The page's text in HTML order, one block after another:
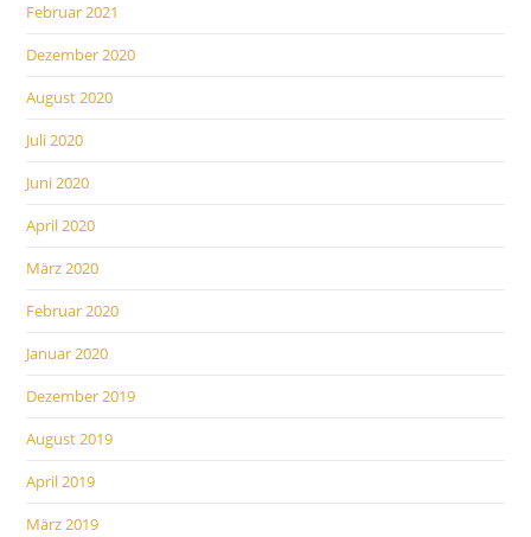
Februar 2021
Dezember 2020
August 2020
Juli 2020
Juni 2020
April 2020
März 2020
Februar 2020
Januar 2020
Dezember 2019
August 2019
April 2019
März 2019